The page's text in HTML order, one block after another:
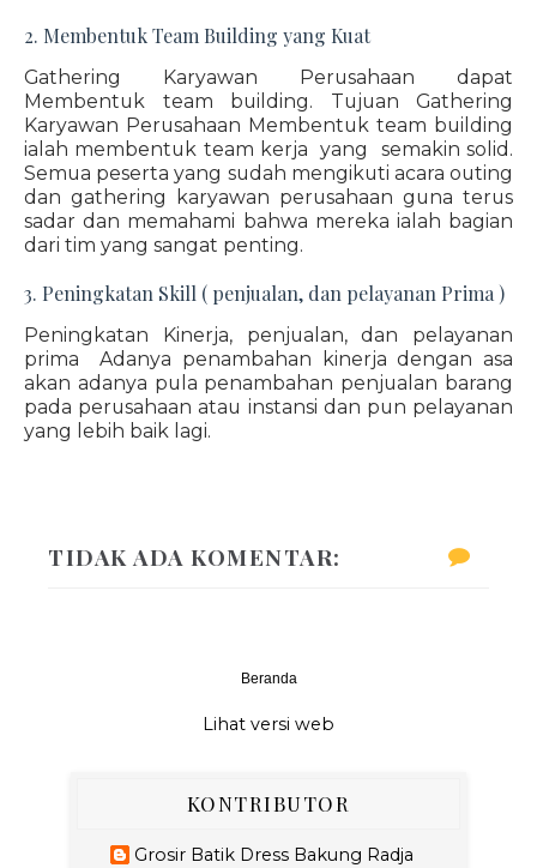
2. Membentuk Team Building yang Kuat
Gathering Karyawan Perusahaan dapat
Membentuk team building. Tujuan Gathering
Karyawan Perusahaan Membentuk team building
ialah membentuk team kerja yang semakin solid.
Semua peserta yang sudah mengikuti acara outing
dan gathering karyawan perusahaan guna terus
sadar dan memahami bahwa mereka ialah bagian
dari tim yang sangat penting.
3. Peningkatan Skill ( penjualan, dan pelayanan Prima )
Peningkatan Kinerja, penjualan, dan pelayanan
prima Adanya penambahan kinerja dengan asa
akan adanya pula penambahan penjualan barang
pada perusahaan atau instansi dan pun pelayanan
yang lebih baik lagi.
TIDAK ADA KOMENTAR:
Beranda
Lihat versi web
KONTRIBUTOR
Grosir Batik Dress Bakung Radja